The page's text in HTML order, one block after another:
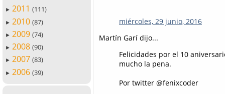
► 2011 (111)
► 2010 (87)
► 2009 (74)
► 2008 (90)
► 2007 (83)
► 2006 (39)
miércoles, 29 junio, 2016
Martín Garí dijo...
Felicidades por el 10
mucho la pena.
Por twitter @fenixcoder